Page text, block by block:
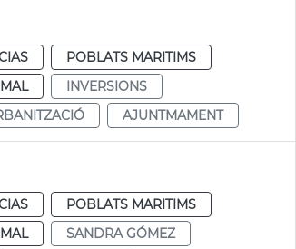
POBLATS MARITIMS
INVERSIONS
AJUNTMAMENT
POBLATS MARITIMS
SANDRA GÓMEZ